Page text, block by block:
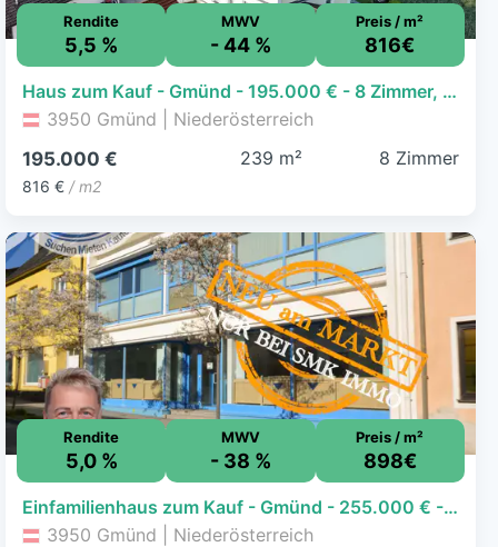
Rendite
5,5 %
MWV
- 44 %
Preis / m²
816€
Haus zum Kauf - Gmünd - 195.000 € - 8 Zimmer, 239 m², 853 m² Grundstück
3950 Gmünd | Niederösterreich
195.000 €
816 € / m2
239 m² 8 Zimmer
Rendite
5,0 %
MWV
- 38 %
Preis / m²
898€
Einfamilienhaus zum Kauf - Gmünd - 255.000 € - 9 Zimmer, 284 m², 237 m² Grundstück
3950 Gmünd | Niederösterreich